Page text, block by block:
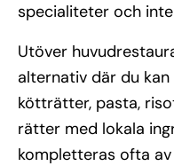
specialiteter och
Utöver
alternativ där du
kötträtter, pasta,
rätter med lokala
kompletteras ofta